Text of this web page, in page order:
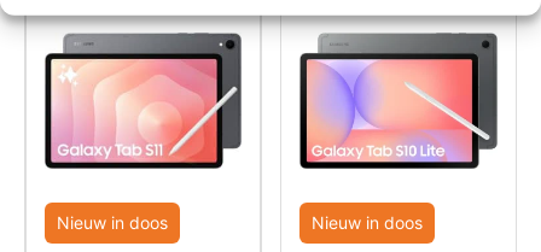
Nieuw in doos Nieuw in doos